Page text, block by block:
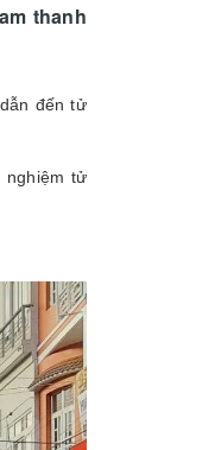
thanh
đến tử
nghiệm tử